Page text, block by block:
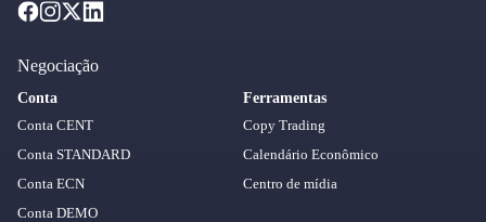
Negociação
Conta
Conta CENT
Conta STANDARD
Conta ECN
Conta DEMO
Ferramentas
Copy Trading
Calendário Econômico
Centro de mídia